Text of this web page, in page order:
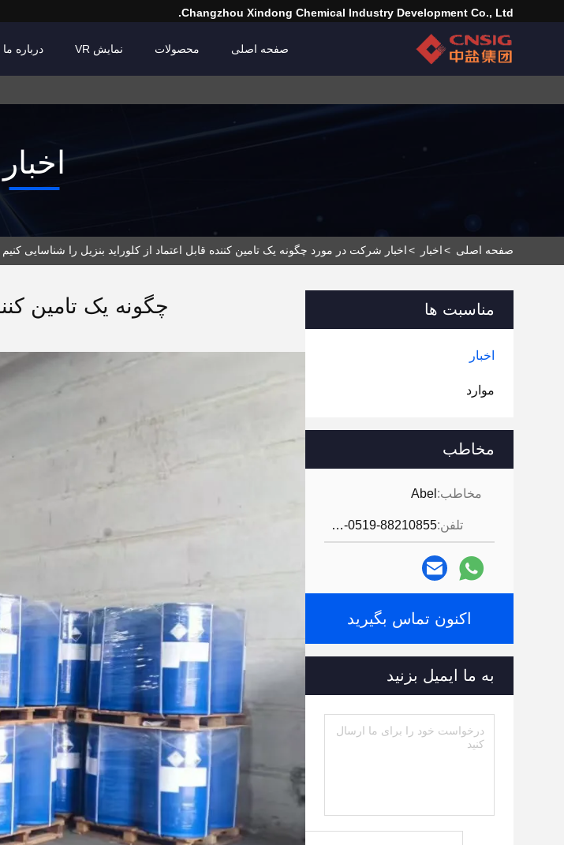
Changzhou Xindong Chemical Industry Development Co., Ltd.
صفحه اصلی محصولات نمایش VR درباره ما
اخبار
صفحه اصلی >اخبار >اخبار شرکت در مورد چگونه یک تامین کننده قابل اعتماد از کلوراید بنزیل را شناسایی کنیم
مناسبت ها
اخبار
موارد
مخاطب
مخاطب: Abel
تلفن: 86-0519-88210855
اکنون تماس بگیرید
به ما ایمیل بزنید
چگونه یک تامین